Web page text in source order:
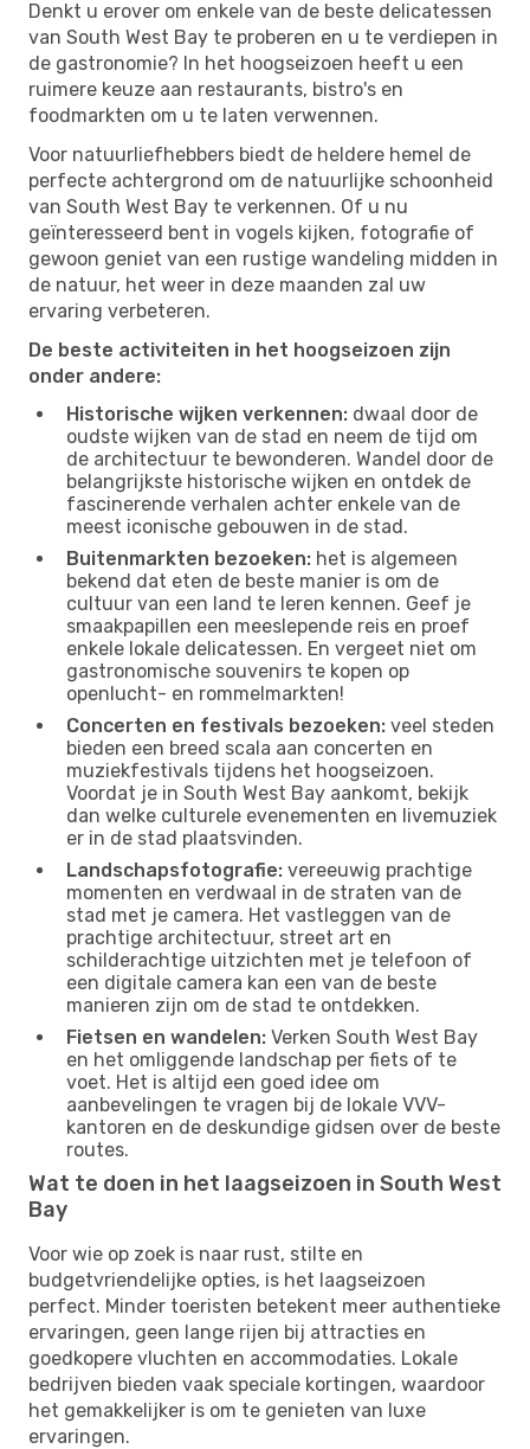
Denkt u erover om enkele van de beste delicatessen
van South West Bay te proberen en u te verdiepen in
de gastronomie? In het hoogseizoen heeft u een
ruimere keuze aan restaurants, bistro's en
foodmarkten om u te laten verwennen.
Voor natuurliefhebbers biedt de heldere hemel de
perfecte achtergrond om de natuurlijke schoonheid
van South West Bay te verkennen. Of u nu
geïnteresseerd bent in vogels kijken, fotografie of
gewoon geniet van een rustige wandeling midden in
de natuur, het weer in deze maanden zal uw
ervaring verbeteren.
De beste activiteiten in het hoogseizoen zijn
onder andere:
Historische wijken verkennen: dwaal door de
oudste wijken van de stad en neem de tijd om
de architectuur te bewonderen. Wandel door de
belangrijkste historische wijken en ontdek de
fascinerende verhalen achter enkele van de
meest iconische gebouwen in de stad.
Buitenmarkten bezoeken: het is algemeen
bekend dat eten de beste manier is om de
cultuur van een land te leren kennen. Geef je
smaakpapillen een meeslepende reis en proef
enkele lokale delicatessen. En vergeet niet om
gastronomische souvenirs te kopen op
openlucht- en rommelmarkten!
Concerten en festivals bezoeken: veel steden
bieden een breed scala aan concerten en
muziekfestivals tijdens het hoogseizoen.
Voordat je in South West Bay aankomt, bekijk
dan welke culturele evenementen en livemuziek
er in de stad plaatsvinden.
Landschapsfotografie: vereeuwig prachtige
momenten en verdwaal in de straten van de
stad met je camera. Het vastleggen van de
prachtige architectuur, street art en
schilderachtige uitzichten met je telefoon of
een digitale camera kan een van de beste
manieren zijn om de stad te ontdekken.
Fietsen en wandelen: Verken South West Bay
en het omliggende landschap per fiets of te
voet. Het is altijd een goed idee om
aanbevelingen te vragen bij de lokale VVV-
kantoren en de deskundige gidsen over de beste
routes.
Wat te doen in het laagseizoen in South West
Bay
Voor wie op zoek is naar rust, stilte en
budgetvriendelijke opties, is het laagseizoen
perfect. Minder toeristen betekent meer authentieke
ervaringen, geen lange rijen bij attracties en
goedkopere vluchten en accommodaties. Lokale
bedrijven bieden vaak speciale kortingen, waardoor
het gemakkelijker is om te genieten van luxe
ervaringen.